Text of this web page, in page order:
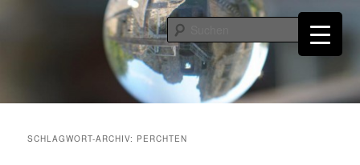
Burgruine Windhaag bei Perg
SCHLAGWORT-ARCHIV: PERCHTEN